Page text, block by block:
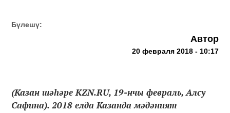
Бүлешү:
Автор
20 февраля 2018 - 10:17
(Казан шәһәре KZN.RU, 19-нчы февраль, Алсу
Сафина). 2018 елда Казанда мәдәният